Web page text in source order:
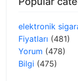
elektronik
Fiyatları (481)
Yorum (478)
Bilgi (475)